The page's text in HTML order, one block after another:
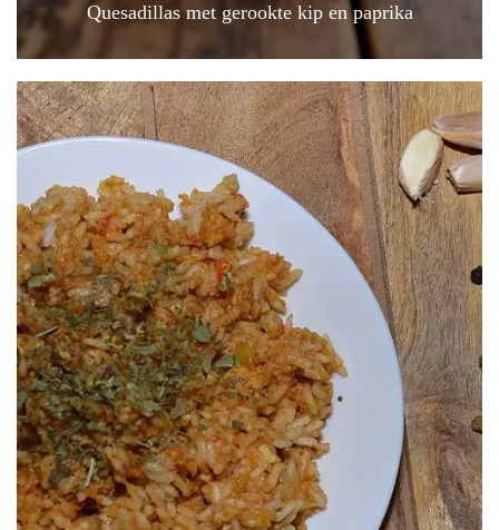
Quesadillas met gerookte kip en paprika